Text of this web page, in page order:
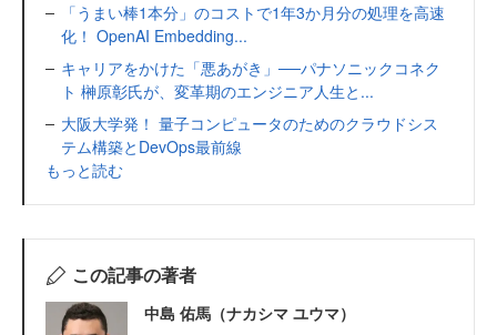
「うまい棒1本分」のコストで1年3か月分の処理を高速
化！ OpenAI Embedding...
キャリアをかけた「悪あがき」──パナソニックコネク
ト 榊原彰氏が、変革期のエンジニア人生と...
大阪大学発！ 量子コンピュータのためのクラウドシス
テム構築とDevOps最前線
もっと読む
この記事の著者
中島 佑馬（ナカシマ ユウマ）